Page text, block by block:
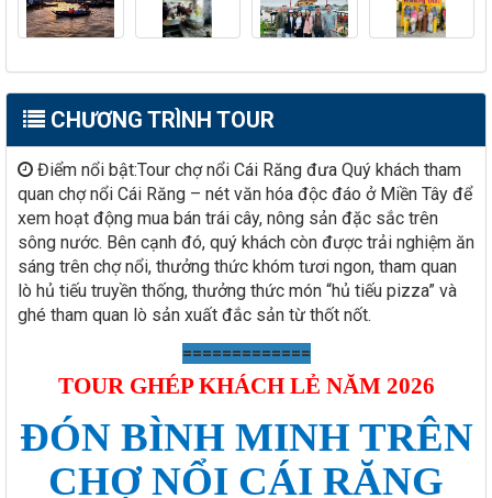
CHƯƠNG TRÌNH TOUR
Điểm nổi bật:Tour chợ nổi Cái Răng đưa Quý khách tham
quan chợ nổi Cái Răng – nét văn hóa độc đáo ở Miền Tây để
xem hoạt động mua bán trái cây, nông sản đặc sắc trên
sông nước. Bên cạnh đó, quý khách còn được trải nghiệm ăn
sáng trên chợ nổi, thưởng thức khóm tươi ngon, tham quan
lò hủ tiếu truyền thống, thưởng thức món “hủ tiếu pizza” và
ghé tham quan lò sản xuất đắc sản từ thốt nốt.
=============
TOUR GHÉP KHÁCH LẺ NĂM 2026
ĐÓN BÌNH MINH TRÊN
CHỢ NỔI CÁI RĂNG